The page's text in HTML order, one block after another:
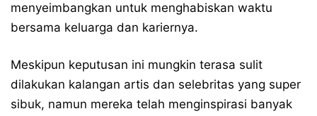
menyeimbangkan untuk menghabiskan waktu
bersama keluarga dan kariernya.
Meskipun keputusan ini mungkin terasa sulit
dilakukan kalangan artis dan selebritas yang super
sibuk, namun mereka telah menginspirasi banyak